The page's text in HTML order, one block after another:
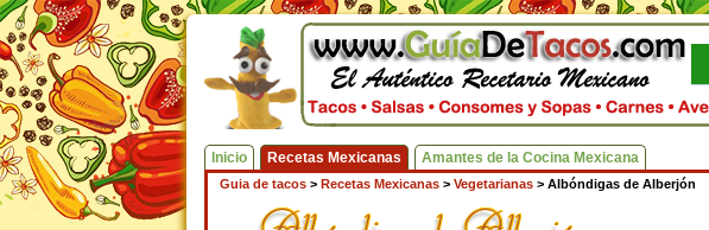
Inicio Recetas Mexicanas Amantes de la Cocina Mexicana
Guia de tacos > Recetas Mexicanas > Vegetarianas > Albóndigas de Alberjón